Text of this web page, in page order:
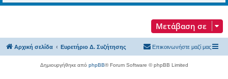
Μετάβαση σε
Αρχική σελίδα Ευρετήριο Δ. Συζήτησης Επικοινωνήστε μαζί μας
Δημιουργήθηκε από phpBB® Forum Software © phpBB Limited